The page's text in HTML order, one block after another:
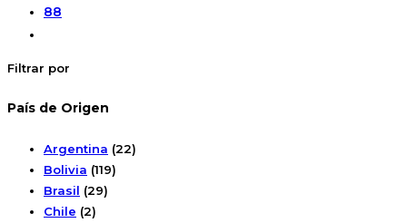
88
Filtrar por
País de Origen
Argentina (22)
Bolivia (119)
Brasil (29)
Chile (2)